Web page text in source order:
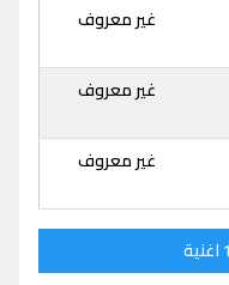
غير معروف
غير معروف
غير معروف